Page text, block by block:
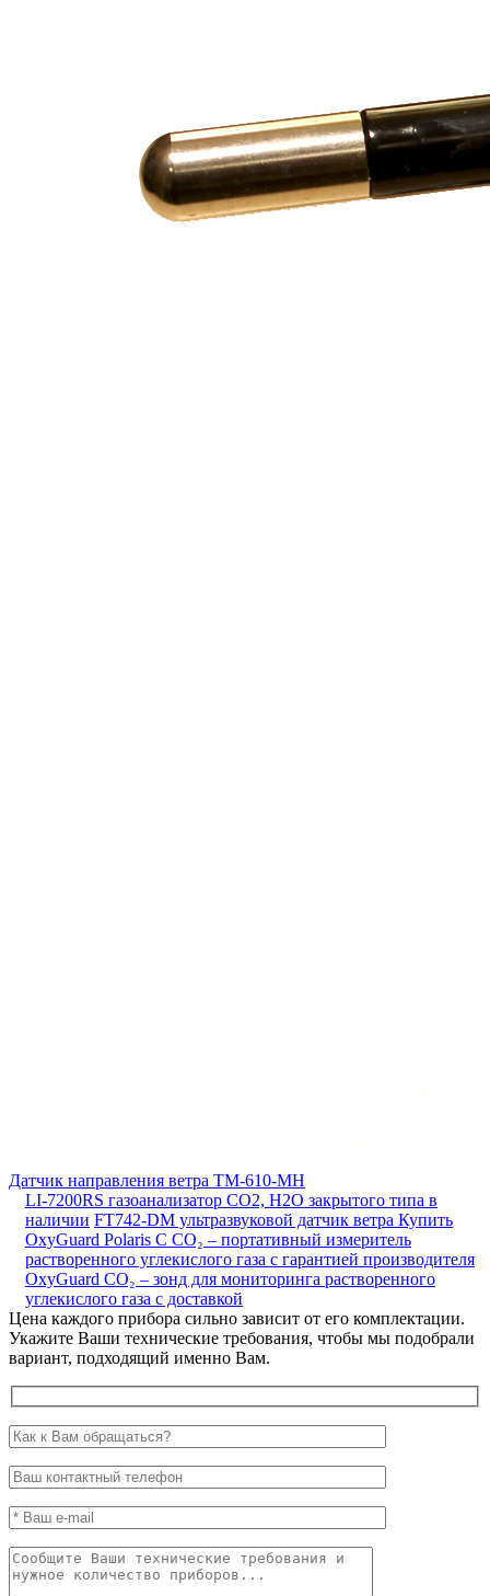
Датчик направления ветра ТМ-610-МН
LI-7200RS газоанализатор CO2, H2O закрытого типа в
наличии FT742-DM ультразвуковой датчик ветра Купить
OxyGuard Polaris C CO₂ – портативный измеритель
растворенного углекислого газа с гарантией производителя
OxyGuard CO₂ – зонд для мониторинга растворенного
углекислого газа с доставкой
Цена каждого прибора сильно зависит от его комплектации.
Укажите Ваши технические требования, чтобы мы подобрали
вариант, подходящий именно Вам.